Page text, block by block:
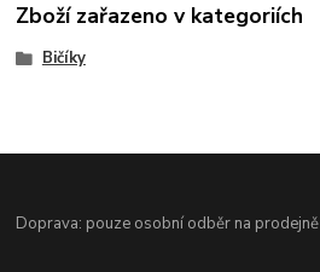
Zboží zařazeno v kategoriích
Bičíky
Doprava: pouze osobní odběr na prodejně